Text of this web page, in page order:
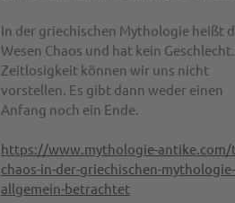
In der griechischen Mythologie heißt
Wesen Chaos und hat kein Geschlecht.
Zeitlosigkeit können wir uns nicht
vorstellen. Es gibt dann weder einen
Anfang noch ein Ende.
https://www.mythologie-antike.com/
chaos-in-der-griechischen-
allgemein-betrachtet